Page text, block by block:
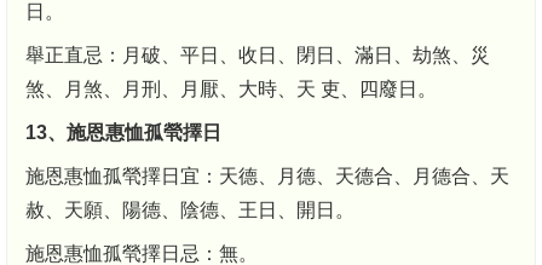
日。
舉正直忌：月破、平日、收日、閉日、滿日、劫煞、災
煞、月煞、月刑、月厭、大時、天 吏、四廢日。
13、施恩惠恤孤煢擇日
施恩惠恤孤煢擇日宜：天德、月德、天德合、月德合、天
赦、天願、陽德、陰德、王日、開日。
施恩惠恤孤煢擇日忌：無。